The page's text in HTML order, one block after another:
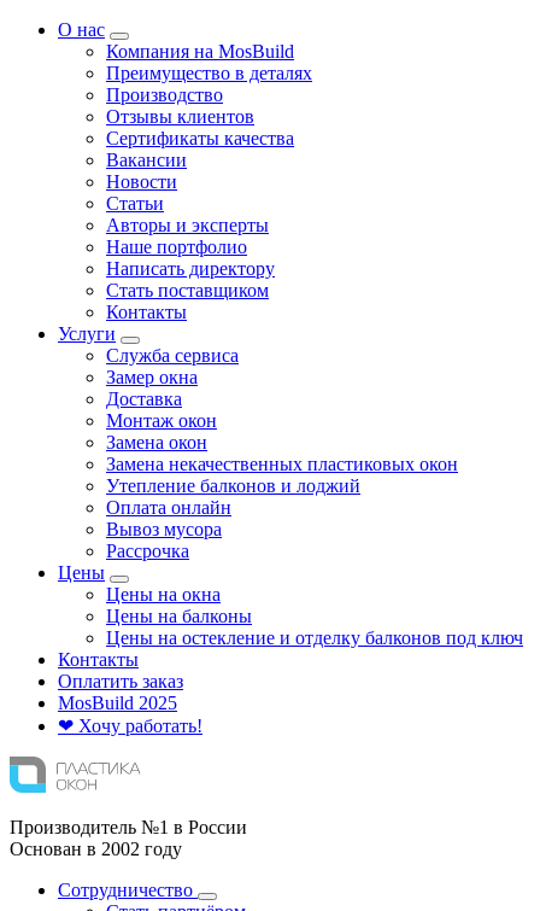
О нас
Компания на MosBuild
Преимущество в деталях
Производство
Отзывы клиентов
Сертификаты качества
Вакансии
Новости
Статьи
Авторы и эксперты
Нашe портфолио
Написать директору
Стать поставщиком
Контакты
Услуги
Служба сервиса
Замер окна
Доставка
Монтаж окон
Замена окон
Замена некачественных пластиковых окон
Утепление балконов и лоджий
Оплата онлайн
Вывоз мусора
Рассрочка
Цены
Цены на окна
Цены на балконы
Цены на остекление и отделку балконов под ключ
Контакты
Оплатить заказ
MosBuild 2025
❤ Хочу работать!
Производитель №1 в России
Основан в 2002 году
Сотрудничество